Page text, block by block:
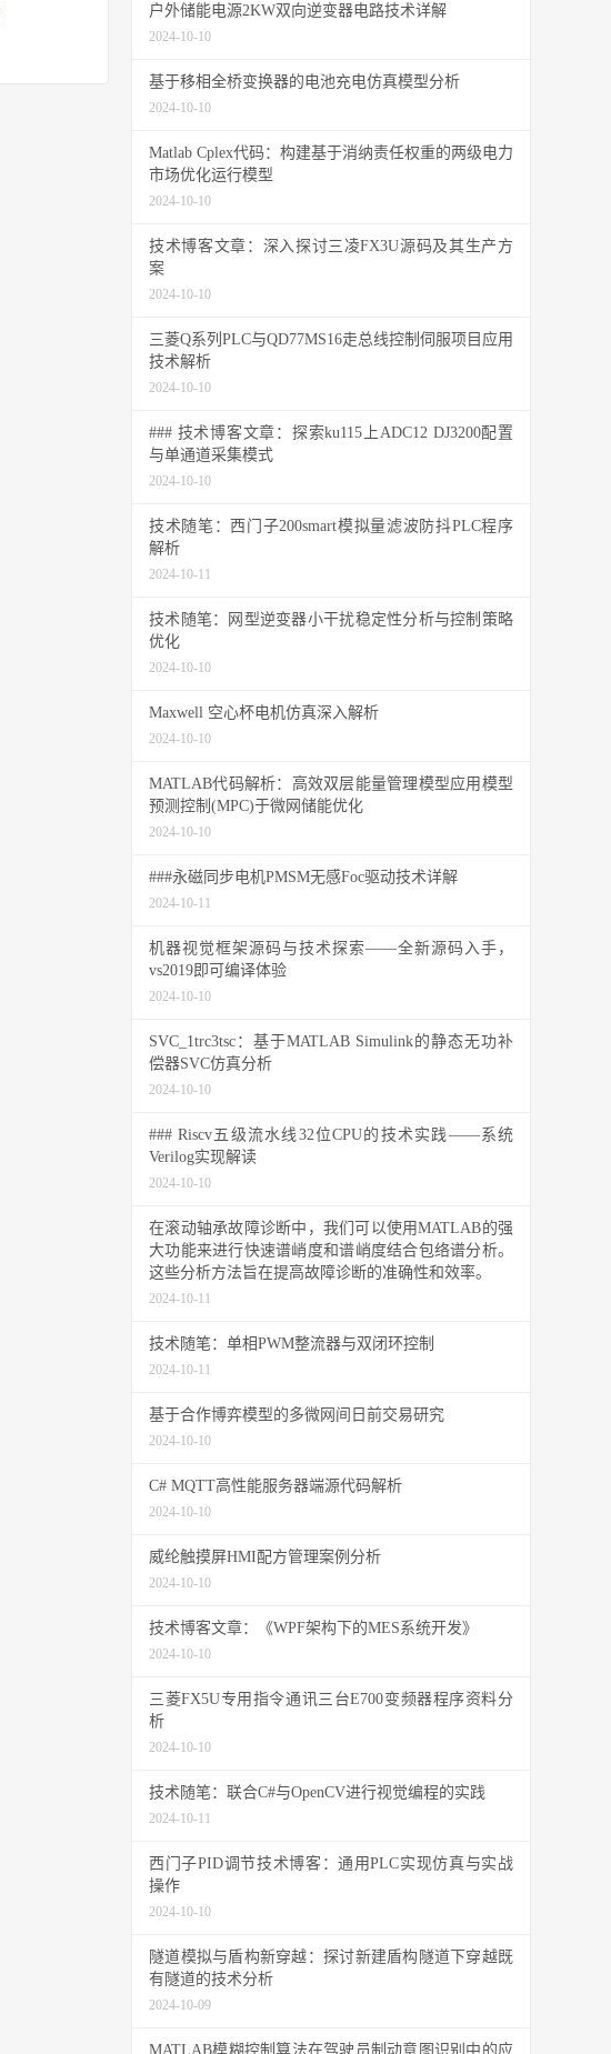
户外储能电源2KW双向逆变器电路技术详解
2024-10-10
基于移相全桥变换器的电池充电仿真模型分析
2024-10-10
Matlab Cplex代码：构建基于消纳责任权重的两级电力
市场优化运行模型
2024-10-10
技术博客文章：深入探讨三凌FX3U源码及其生产方
案
2024-10-10
三菱Q系列PLC与QD77MS16走总线控制伺服项目应用
技术解析
2024-10-10
### 技术博客文章：探索ku115上ADC12 DJ3200配置
与单通道采集模式
2024-10-10
技术随笔：西门子200smart模拟量滤波防抖PLC程序
解析
2024-10-11
技术随笔：网型逆变器小干扰稳定性分析与控制策略
优化
2024-10-10
Maxwell 空心杯电机仿真深入解析
2024-10-10
MATLAB代码解析：高效双层能量管理模型应用模型
预测控制(MPC)于微网储能优化
2024-10-10
###永磁同步电机PMSM无感Foc驱动技术详解
2024-10-11
机器视觉框架源码与技术探索——全新源码入手，
vs2019即可编译体验
2024-10-10
SVC_1trc3tsc：基于MATLAB Simulink的静态无功补
偿器SVC仿真分析
2024-10-10
### Riscv五级流水线32位CPU的技术实践——系统
Verilog实现解读
2024-10-10
在滚动轴承故障诊断中，我们可以使用MATLAB的强
大功能来进行快速谱峭度和谱峭度结合包络谱分析。
这些分析方法旨在提高故障诊断的准确性和效率。
2024-10-11
技术随笔：单相PWM整流器与双闭环控制
2024-10-11
基于合作博弈模型的多微网间日前交易研究
2024-10-10
C# MQTT高性能服务器端源代码解析
2024-10-10
威纶触摸屏HMI配方管理案例分析
2024-10-10
技术博客文章：《WPF架构下的MES系统开发》
2024-10-10
三菱FX5U专用指令通讯三台E700变频器程序资料分
析
2024-10-10
技术随笔：联合C#与OpenCV进行视觉编程的实践
2024-10-11
西门子PID调节技术博客：通用PLC实现仿真与实战
操作
2024-10-10
隧道模拟与盾构新穿越：探讨新建盾构隧道下穿越既
有隧道的技术分析
2024-10-09
MATLAB模糊控制算法在驾驶员制动意图识别中的应